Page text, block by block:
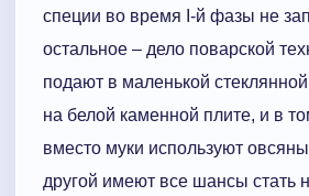
специи во время I-й фазы не
остальное – дело поварской
подают в маленькой
на белой каменной плите, и в
вместо муки используют
другой имеют все шансы стать